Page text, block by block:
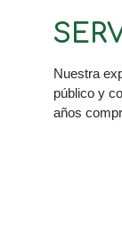
Nuestra
público y
años